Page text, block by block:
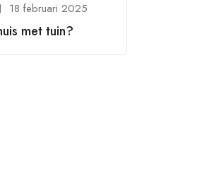
18 februari 2025
met tuin?